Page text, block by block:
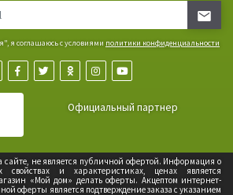
я соглашаюсь с условиями политики конфиденциальности
Официальный партнер
не является публичной офертой. Информация о
свойствах и характеристиках, ценах является
«Мой дом» делать оферты. Акцептом интернет-
оферты является подтверждение заказа с указанием